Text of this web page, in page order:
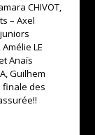
CHIVOT,
– Axel
juniors
LE
Anaïs
Guilhem
finale des